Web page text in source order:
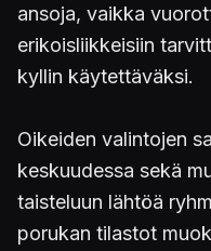
ansoja, vaikka
erikoisliikkeisiin
kyllin käytettäväksi.
Oikeiden valintojen
keskuudessa sekä
taisteluun lähtöä
porukan tilastot